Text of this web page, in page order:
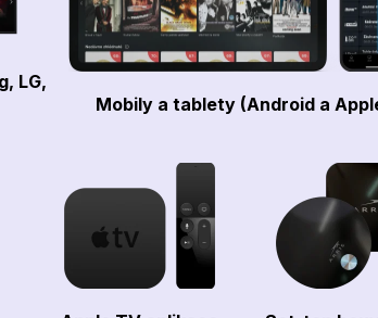
LG,
Mobily a tablety (Android a